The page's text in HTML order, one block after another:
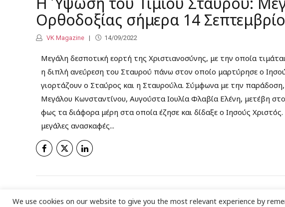
Ορθοδοξίας σήμερα 14
VK Magazine 14/09/2022
Μεγάλη δεσποτική εορτή της Χριστιανοσύνης, με την οποία
η διπλή ανεύρεση του Σταυρού πάνω στον οποίο μαρτύρησε ο
γιορτάζουν ο Σταύρος και η Σταυρούλα. Σύμφωνα με την
Μεγάλου Κωνσταντίνου, Αυγούστα Ιουλία Φλαβία Ελένη, μετέβη
φως τα διάφορα μέρη στα οποία έζησε και δίδαξε ο Ιησούς
μεγάλες ανασκαφές...
We use cookies on our website to give you the most relevant experience by